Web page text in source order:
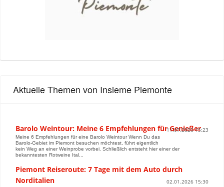
Aktuelle Themen von Insieme Piemonte
Barolo Weintour: Meine 6 Empfehlungen für Genießer
11.07.2026 15:23
Meine 6 Empfehlungen für eine Barolo Weintour Wenn Du das
Barolo-Gebiet im Piemont besuchen möchtest, führt eigentlich
kein Weg an einer Weinprobe vorbei. Schließlich entsteht hier einer der
bekanntesten Rotweine Ital...
Piemont Reiseroute: 7 Tage mit dem Auto durch
Norditalien
02.01.2026 15:30